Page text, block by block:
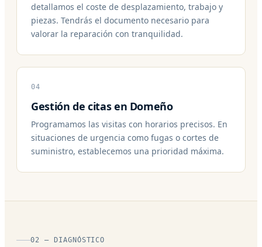
detallamos el coste de desplazamiento, trabajo y
piezas. Tendrás el documento necesario para
valorar la reparación con tranquilidad.
04
Gestión de citas en Domeño
Programamos las visitas con horarios precisos. En
situaciones de urgencia como fugas o cortes de
suministro, establecemos una prioridad máxima.
02 — DIAGNÓSTICO